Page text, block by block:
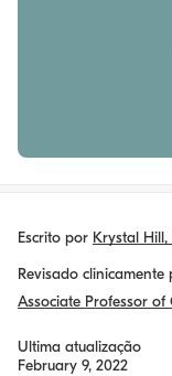
Escrito por Krystal Hill,
Revisado clinicamente
Associate Professor
Ultima atualização
February 9, 2022